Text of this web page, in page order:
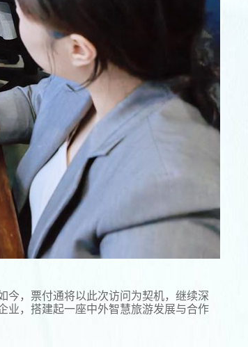
今，票付通将以此次访问为契机，继续深
业，搭建起一座中外智慧旅游发展与合作